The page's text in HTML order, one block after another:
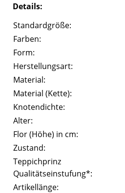
Details:
Standardgröße:
Farben:
Form:
Herstellungsart:
Material:
Material (Kette):
Knotendichte:
Alter:
Flor (Höhe) in cm:
Zustand:
Teppichprinz
Qualitätseinstufung*:
Artikellänge: